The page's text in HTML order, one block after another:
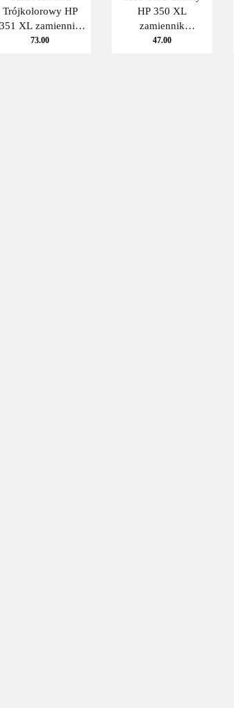
Trójkolorowy HP
351 XL zamiennik
refabrykowany
73.00
HP 350 XL
zamiennik
refabrykowany
47.00